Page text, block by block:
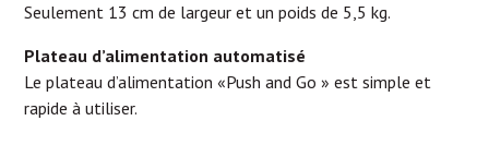
Seulement 13 cm de largeur et un poids de 5,5 kg.
Plateau d’alimentation automatisé
Le plateau d’alimentation «Push and Go » est simple et
rapide à utiliser.